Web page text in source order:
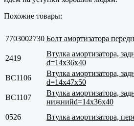
Похожие товары:
7703002730 Болт амортизатора
2419
Втулка амортизатора,
d=14x36x40
BC1106
Втулка амортизатора,
d=14x47x50
BC1107
Втулка амортизатора,
нижнийd=14x36x40
0526
Втулка амортизатора,